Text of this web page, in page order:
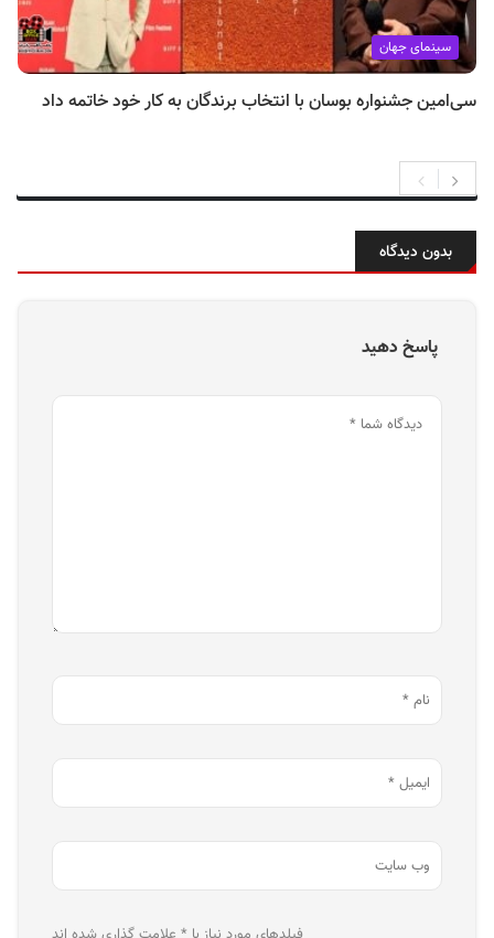
سینمای جهان
سی‌امین جشنواره بوسان با انتخاب برندگان به کار خود خاتمه داد
بدون دیدگاه
پاسخ دهید